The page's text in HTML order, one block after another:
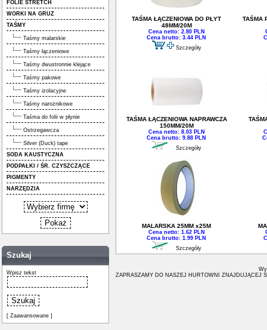
FOLIE STRETCH
WORKI NA GRUZ
TAŚMY
Taśmy malarskie
Taśmy łączeniowe
Taśmy dwustronnie klejące
Taśmy pakowe
Taśmy izolacyjne
Taśmy narożnikowe
Taśma do folii w płynie
Ostrzegawcza
Silver (Duck) tape
SODA KAUSTYCZNA
PODPAŁKI / ŚR. CZYSZCZĄCE
PIGMENTY
NARZĘDZIA
Szukaj
Wpisz tekst
[ Zaawansowane ]
TAŚMA ŁĄCZENIOWA DO PŁYT
48MM/20M
Cena netto: 2.80 PLN
Cena brutto: 3.44 PLN
Szczegóły
TAŚMA
TAŚMA ŁĄCZENIOWA NAPRAWCZA
150MM/20M
Cena netto: 8.03 PLN
Cena brutto: 9.88 PLN
Szczegóły
MALARSKA 25MM x25M
Cena netto: 1.62 PLN
Cena brutto: 1.99 PLN
Szczegóły
ZAPRASZAMY DO NASZEJ HURTOWNI ZNAJDUJĄCEJ